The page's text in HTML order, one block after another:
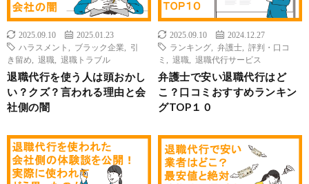
2025.09.10
2025.01.23
ハラスメント
ブラック企業
引
き留め
退職 退職トラブル
退職代行を使う人は頭おかし
い？クズ？言われる理由と会
社側の闇
2025.09.10
2024.12.27
ランキング
弁護士
評判・口コ
ミ
退職 退職代行サービス
弁護士で安い退職代行はど
こ？口コミおすすめランキン
グTOP１０